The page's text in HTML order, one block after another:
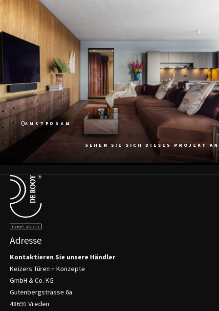
AMSTERDAM
SEHEN SIE SICH DIESES PROJEKT AN
Terug naar de startpagina
Adresse
Kontaktieren Sie unsere Händler
Keizers Türen + Konzepte
GmbH & Co. KG
Gutenbergstrasse 6a
48691 Vreden